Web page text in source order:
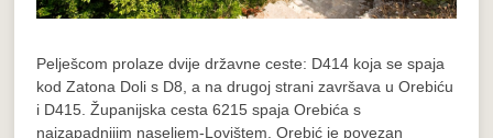
Pelješcom prolaze dvije državne ceste: D414 koja se spaja
kod Zatona Doli s D8, a na drugoj strani završava u Orebiću
i D415. Županijska cesta 6215 spaja Orebića s
najzapadnijim naseljem-Lovištem. Orebić je povezan